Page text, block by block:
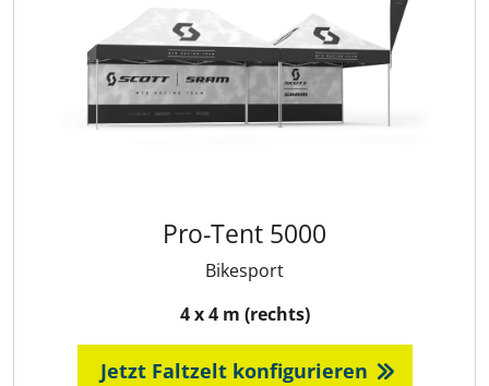
Pro-Tent 5000
Bikesport
4 x 4 m (rechts)
Jetzt Faltzelt konfigurieren